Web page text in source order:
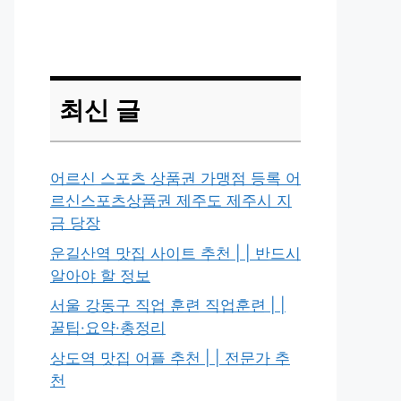
최신 글
어르신 스포츠 상품권 가맹점 등록 어
르신스포츠상품권 제주도 제주시 지
금 당장
운길산역 맛집 사이트 추천 | | 반드시
알아야 할 정보
서울 강동구 직업 훈련 직업훈련 | |
꿀팁·요약·총정리
상도역 맛집 어플 추천 | | 전문가 추
천